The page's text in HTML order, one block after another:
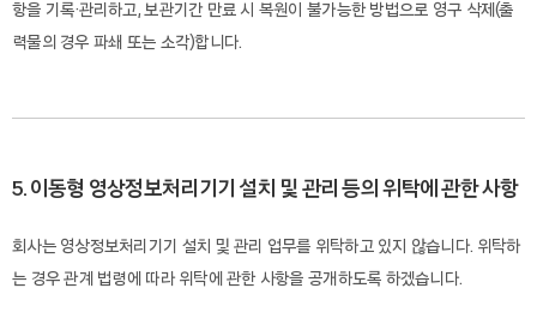
항을 기록·관리하고, 보관기간 만료 시 복원이 불가능한 방법으로 영구 삭제(출
력물의 경우 파쇄 또는 소각)합니다.
5. 이동형 영상정보처리기기 설치 및 관리 등의 위탁에 관한 사항
회사는 영상정보처리기기 설치 및 관리 업무를 위탁하고 있지 않습니다. 위탁하
는 경우 관계 법령에 따라 위탁에 관한 사항을 공개하도록 하겠습니다.